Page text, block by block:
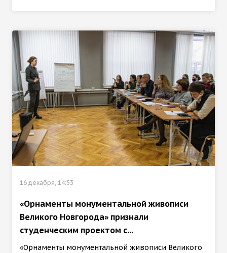
16 декабря, 14:53
«Орнаменты монументальной живописи
Великого Новгорода» признали
студенческим проектом с...
«Орнаменты монументальной живописи Великого